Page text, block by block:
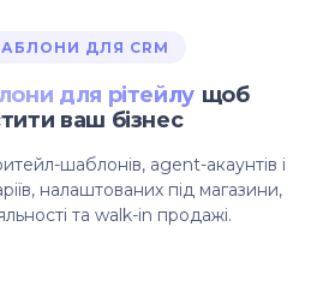
ДЛЯ CRM
для рітейлу щоб
ваш бізнес
шаблонів, agent-акаунтів і
налаштованих під магазини,
та walk-in продажі.